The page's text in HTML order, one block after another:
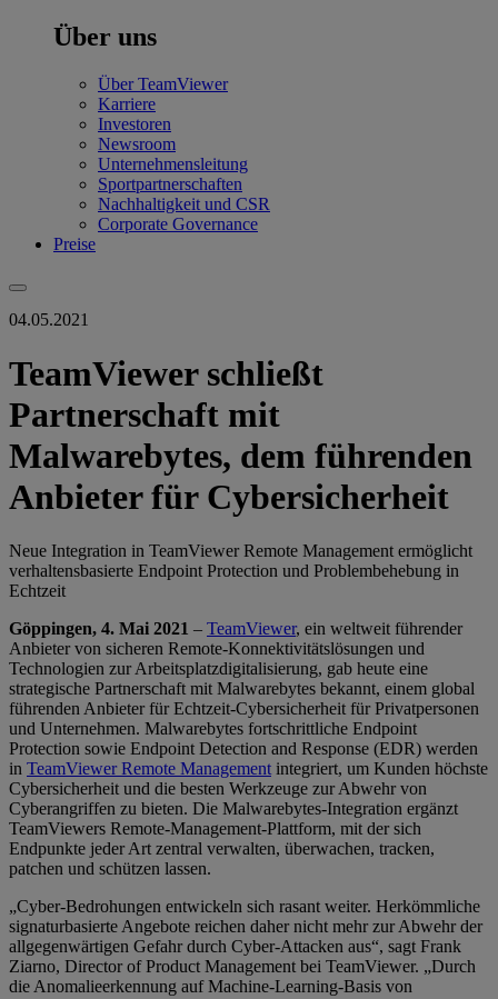
Über uns
Über TeamViewer
Karriere
Investoren
Newsroom
Unternehmensleitung
Sportpartnerschaften
Nachhaltigkeit und CSR
Corporate Governance
Preise
04.05.2021
TeamViewer schließt
Partnerschaft mit
Malwarebytes, dem führenden
Anbieter für Cybersicherheit
Neue Integration in TeamViewer Remote Management ermöglicht
verhaltensbasierte Endpoint Protection und Problembehebung in
Echtzeit
Göppingen, 4. Mai 2021 – TeamViewer, ein weltweit führender
Anbieter von sicheren Remote-Konnektivitätslösungen und
Technologien zur Arbeitsplatzdigitalisierung, gab heute eine
strategische Partnerschaft mit Malwarebytes bekannt, einem global
führenden Anbieter für Echtzeit-Cybersicherheit für Privatpersonen
und Unternehmen. Malwarebytes fortschrittliche Endpoint
Protection sowie Endpoint Detection and Response (EDR) werden
in TeamViewer Remote Managementintegriert, um Kunden höchste
Cybersicherheit und die besten Werkzeuge zur Abwehr von
Cyberangriffen zu bieten. Die Malwarebytes-Integration ergänzt
TeamViewers Remote-Management-Plattform, mit der sich
Endpunkte jeder Art zentral verwalten, überwachen, tracken,
patchen und schützen lassen.
„Cyber-Bedrohungen entwickeln sich rasant weiter. Herkömmliche
signaturbasierte Angebote reichen daher nicht mehr zur Abwehr der
allgegenwärtigen Gefahr durch Cyber-Attacken aus“, sagt Frank
Ziarno, Director of Product Management bei TeamViewer. „Durch
die Anomalieerkennung auf Machine-Learning-Basis von